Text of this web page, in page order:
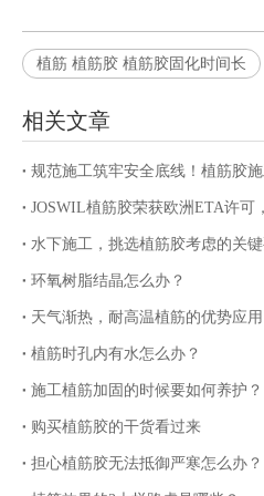
植筋 植筋胶 植筋胶固化时间长
相关文章
规范施工筑牢安全底线！植筋胶
JOSWIL植筋胶荣获欧洲ETA许可
水下施工，挑选植筋胶考虑的关
环氧树脂结晶怎么办？
天气渐热，耐高温植筋的优势应用
植筋时孔内有水怎么办？
施工植筋加固的时候要如何养护？
购买植筋胶的干货看过来
担心植筋胶无法抵御严寒怎么办？